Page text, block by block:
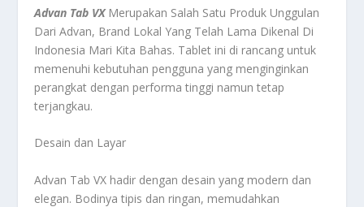
Advan Tab VXMerupakan Salah Satu Produk Unggulan
Dari Advan, Brand Lokal Yang Telah Lama Dikenal Di
Indonesia Mari Kita Bahas. Tablet ini di rancang untuk
memenuhi kebutuhan pengguna yang menginginkan
perangkat dengan performa tinggi namun tetap
terjangkau.
Desain dan Layar
Advan Tab VX hadir dengan desain yang modern dan
elegan. Bodinya tipis dan ringan, memudahkan